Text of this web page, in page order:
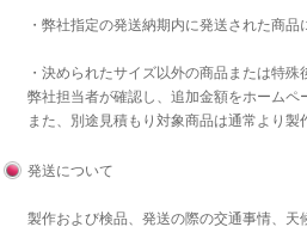
・弊社指定の発送納期内に発送された商
・決められたサイズ以外の商品または特
弊社担当者が確認し、追加金額をホーム
また、別途見積もり対象商品は通常より
発送について
製作および検品、発送の際の交通事情、